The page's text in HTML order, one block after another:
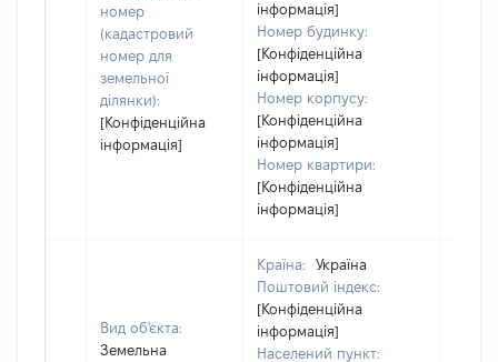
номер
(кадастровий
номер для
земельної
ділянки):
[Конфіденційна
інформація]
інформація]
Номер будинку:
[Конфіденційна
інформація]
Номер корпусу:
[Конфіденційна
інформація]
Номер квартири:
[Конфіденційна
інформація]
Вид об'єкта:
Земельна
Країна:
Україна
Поштовий індекс:
[Конфіденційна
інформація]
Населений пункт: